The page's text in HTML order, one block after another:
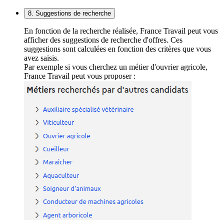
8. Suggestions de recherche
En fonction de la recherche réalisée, France Travail peut vous
afficher des suggestions de recherche d'offres. Ces
suggestions sont calculées en fonction des critères que vous
avez saisis.
Par exemple si vous cherchez un métier d'ouvrier agricole,
France Travail peut vous proposer :